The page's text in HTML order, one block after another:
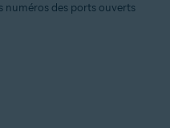
numéros des ports ouverts